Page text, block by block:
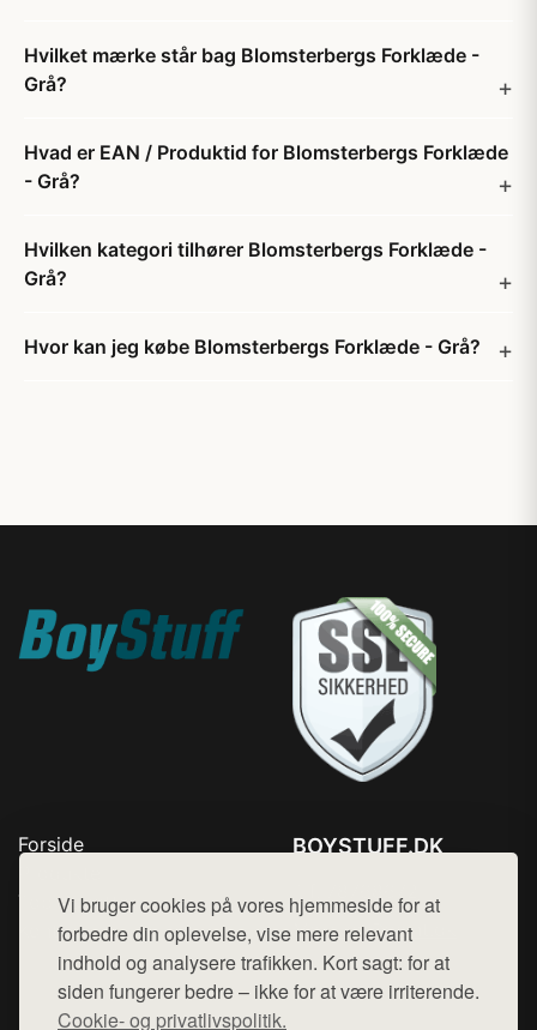
Vi bruger cookies på vores hjemmeside for at
forbedre din oplevelse, vise mere relevant
indhold og analysere trafikken. Kort sagt: for at
siden fungerer bedre – ikke for at være irriterende.
Cookie- og privatlivspolitik.
Hvilket mærke står bag Blomsterbergs Forklæde -
Grå?
Hvad er EAN / Produktid for Blomsterbergs Forklæde
- Grå?
Hvilken kategori tilhører Blomsterbergs Forklæde -
Grå?
Hvor kan jeg købe Blomsterbergs Forklæde - Grå?
Forside
Top Rabatter
Kontakt
BOYSTUFF.DK
Mail: hej@want.dk
Cookie- og privatlivspolitik